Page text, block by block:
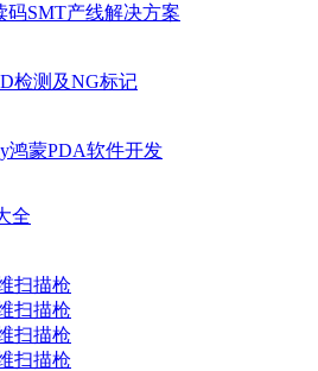
码SMT产线解决方案
检测及NG标记
鸿蒙PDA软件开发
全
扫描枪
扫描枪
扫描枪
扫描枪